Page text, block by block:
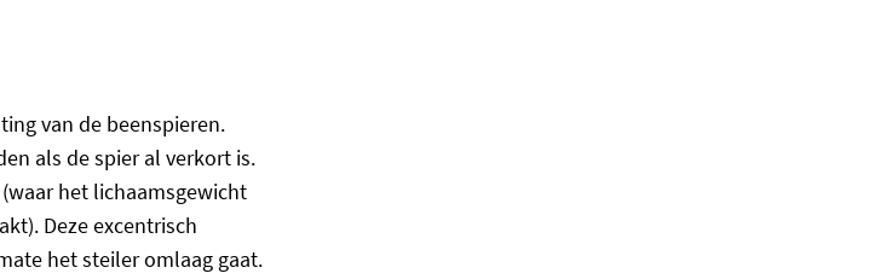
van de beenspieren.
als de spier al verkort is.
het lichaamsgewicht
Deze excentrisch
het steiler omlaag gaat.